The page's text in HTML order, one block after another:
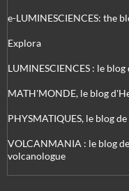
e-LUMINESCIENCES: the
Explora
LUMINESCIENCES : le
MATH'MONDE, le blog
PHYSMATIQUES, le blog
VOLCANMANIA : le blog
volcanologue